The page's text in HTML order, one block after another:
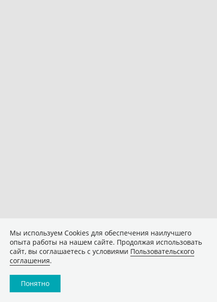
Мы используем Сookies для обеспечения наилучшего
опыта работы на нашем сайте. Продолжая использовать
сайт, вы соглашаетесь с условиями Пользовательского
соглашения.
Понятно